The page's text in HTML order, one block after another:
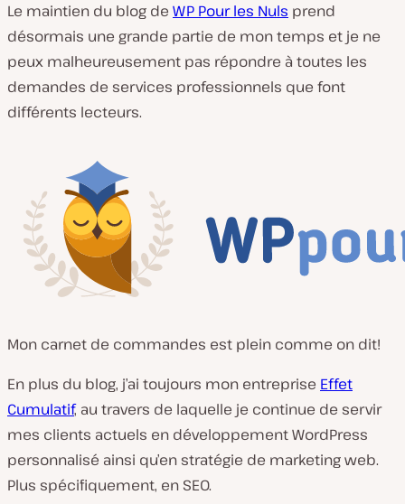
Le maintien du blog de WP Pour les Nuls prend
désormais une grande partie de mon temps et je ne
peux malheureusement pas répondre à toutes les
demandes de services professionnels que font
différents lecteurs.
Mon carnet de commandes est plein comme on dit!
En plus du blog, j’ai toujours mon entreprise Effet
Cumulatif, au travers de laquelle je continue de servir
mes clients actuels en développement WordPress
personnalisé ainsi qu’en stratégie de marketing web.
Plus spécifiquement, en SEO.